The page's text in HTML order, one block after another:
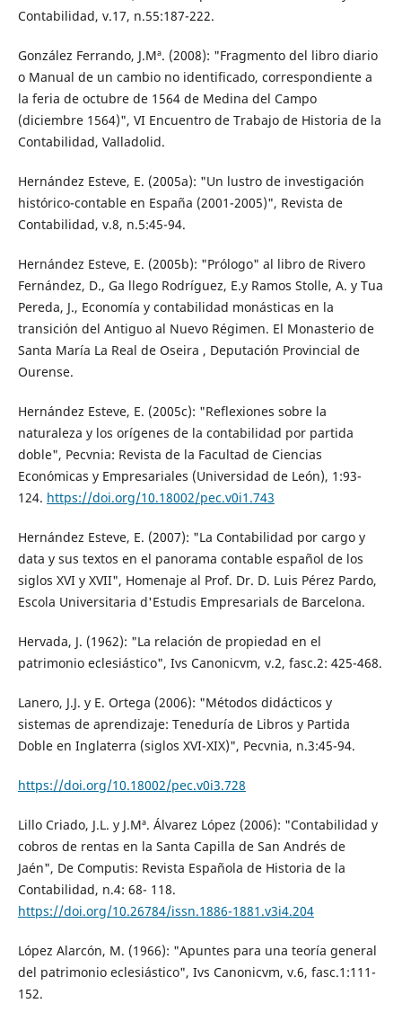
Contabilidad, v.17, n.55:187-222.
González Ferrando, J.Mª. (2008): "Fragmento del libro diario
o Manual de un cambio no identificado, correspondiente a
la feria de octubre de 1564 de Medina del Campo
(diciembre 1564)", VI Encuentro de Trabajo de Historia de la
Contabilidad, Valladolid.
Hernández Esteve, E. (2005a): "Un lustro de investigación
histórico-contable en España (2001-2005)", Revista de
Contabilidad, v.8, n.5:45-94.
Hernández Esteve, E. (2005b): "Prólogo" al libro de Rivero
Fernández, D., Ga llego Rodríguez, E.y Ramos Stolle, A. y Tua
Pereda, J., Economía y contabilidad monásticas en la
transición del Antiguo al Nuevo Régimen. El Monasterio de
Santa María La Real de Oseira , Deputación Provincial de
Ourense.
Hernández Esteve, E. (2005c): "Reflexiones sobre la
naturaleza y los orígenes de la contabilidad por partida
doble", Pecvnia: Revista de la Facultad de Ciencias
Económicas y Empresariales (Universidad de León), 1:93-
124. https://doi.org/10.18002/pec.v0i1.743
Hernández Esteve, E. (2007): "La Contabilidad por cargo y
data y sus textos en el panorama contable español de los
siglos XVI y XVII", Homenaje al Prof. Dr. D. Luis Pérez Pardo,
Escola Universitaria d'Estudis Empresarials de Barcelona.
Hervada, J. (1962): "La relación de propiedad en el
patrimonio eclesiástico", Ivs Canonicvm, v.2, fasc.2: 425-468.
Lanero, J.J. y E. Ortega (2006): "Métodos didácticos y
sistemas de aprendizaje: Teneduría de Libros y Partida
Doble en Inglaterra (siglos XVI-XIX)", Pecvnia, n.3:45-94.
https://doi.org/10.18002/pec.v0i3.728
Lillo Criado, J.L. y J.Mª. Álvarez López (2006): "Contabilidad y
cobros de rentas en la Santa Capilla de San Andrés de
Jaén", De Computis: Revista Española de Historia de la
Contabilidad, n.4: 68- 118.
https://doi.org/10.26784/issn.1886-1881.v3i4.204
López Alarcón, M. (1966): "Apuntes para una teoría general
del patrimonio eclesiástico", Ivs Canonicvm, v.6, fasc.1:111-
152.